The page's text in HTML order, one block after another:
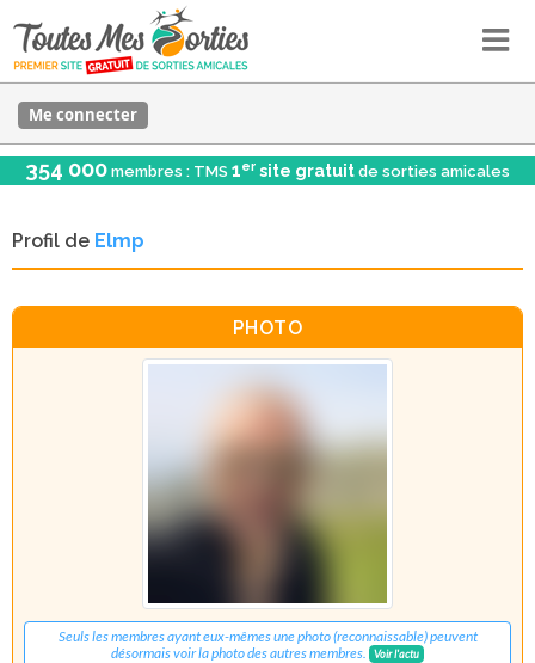
Me connecter
354 000 membres : TMS 1er site gratuit de sorties amicales
Profil de Elmp
PHOTO
Seuls les membres ayant eux-mêmes une photo (reconnaissable) peuvent
désormais voir la photo des autres membres.
Voir l'actu